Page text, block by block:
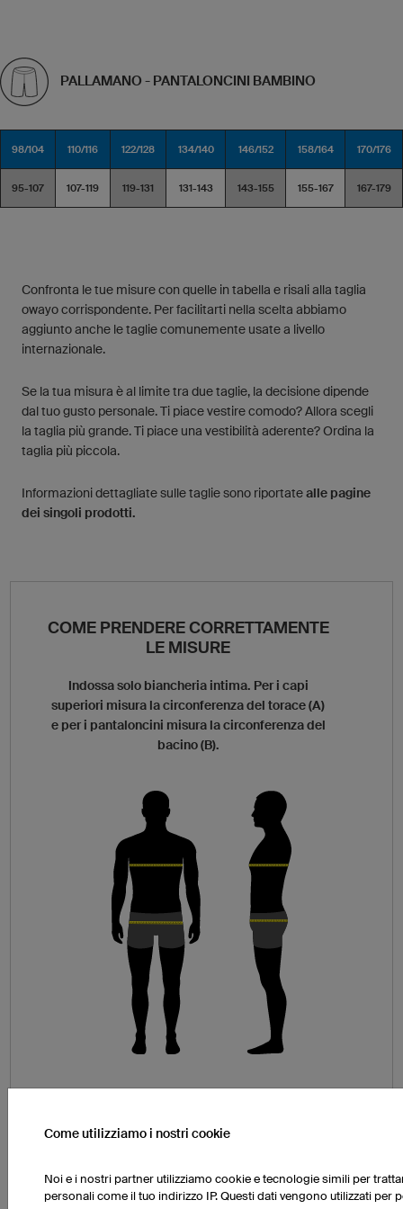
PALLAMANO - PANTALONCINI BAMBINO
98/104 110/116 122/128 134/140 146/152 158/164 170/176
95-107 107-119 119-131 131-143 143-155 155-167 167-179
Confronta le tue misure con quelle in tabella e risali alla taglia
owayo corrispondente. Per facilitarti nella scelta abbiamo
aggiunto anche le taglie comunemente usate a livello
internazionale.
Se la tua misura è al limite tra due taglie, la decisione dipende
dal tuo gusto personale. Ti piace vestire comodo? Allora scegli
la taglia più grande. Ti piace una vestibilità aderente? Ordina la
taglia più piccola.
Informazioni dettagliate sulle taglie sono riportatealle pagine
dei singoli prodotti.
COME PRENDERE CORRETTAMENTE
LE MISURE
Indossa solo biancheria intima. Per i capi
superiori misura la circonferenza del torace (A)
e per i pantaloncini misura la circonferenza del
bacino (B).
Fai scorrere il metro da sarta sul punto più largo
pavimento.
Come utilizziamo i nostri cookie
Noi e i nostri partner utilizziamo cookie e tecnologie simili per
personali come il tuo indirizzo IP. Questi dati vengono utilizzati per